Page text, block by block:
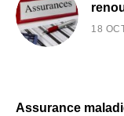
18
Assurance